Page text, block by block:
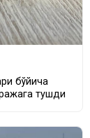
бўйича
тушди